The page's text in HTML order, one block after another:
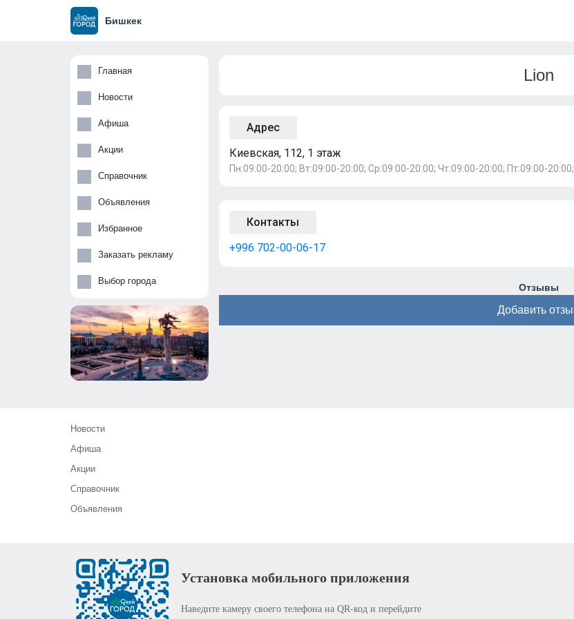
Бишкек
Главная
Новости
Афиша
Акции
Справочник
Объявления
Избранное
Заказать рекламу
Выбор города
Lion
Адрес
Киевская, 112, 1 этаж
Пн:09:00-20:00; Вт:09:00-20:00; Ср:09:00-20:00; Чт:09:00-20:00; Пт:09:00-
Контакты
+996 702-00-06-17
Отзывы
Добавить
Новости
Афиша
Акции
Справочник
Объявления
Установка мобильного приложения
Наведите камеру своего телефона на QR-код и перейдите